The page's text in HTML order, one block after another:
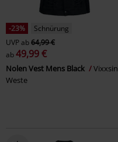
-23%
Schnürung
UVPab64,99 €
ab49,99 €
Nolen Vest Mens Black
Vixxsin
Weste